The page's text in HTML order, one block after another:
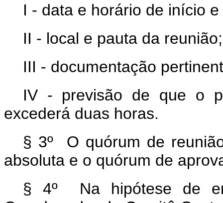
I - data e horário de início
II - local e pauta da reunião;
III - documentação
IV - previsão de que o
excederá duas horas.
§ 3º O quórum de
absoluta e o quórum de
§ 4º Na hipótese de